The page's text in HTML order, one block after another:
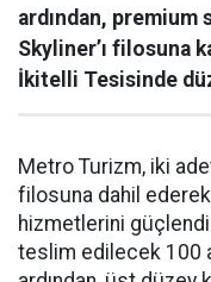
ardından, premium
Skyliner’ı filosuna
İkitelli Tesisinde
Metro Turizm, iki
filosuna dahil
hizmetlerini
teslim edilecek 100